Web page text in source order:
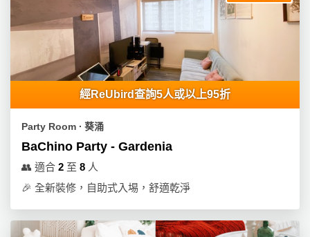
經ReUbird查詢5人或以上95折
Party Room ∙ 葵涌
BaChino Party - Gardenia
👥 適合 2 至 8 人
🎉 全新裝修，自助式入埸，舒適乾淨